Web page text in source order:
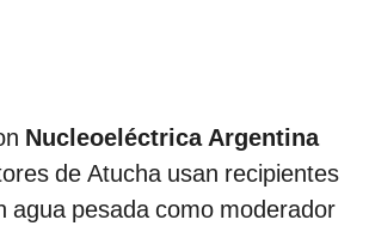
Nucleoeléctrica Argentina
de Atucha usan recipientes
agua pesada como moderador